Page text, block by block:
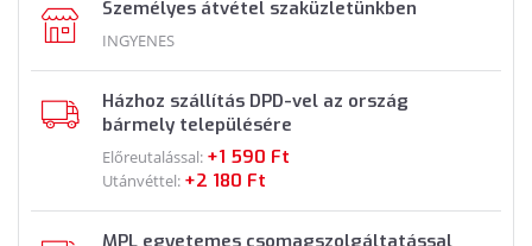
Személyes átvétel szaküzletünkben
INGYENES
Házhoz szállítás DPD-vel az ország
bármely településére
Előreutalással: +1 590 Ft
Utánvéttel: +2 180 Ft
MPL egyetemes csomagszolgáltatással